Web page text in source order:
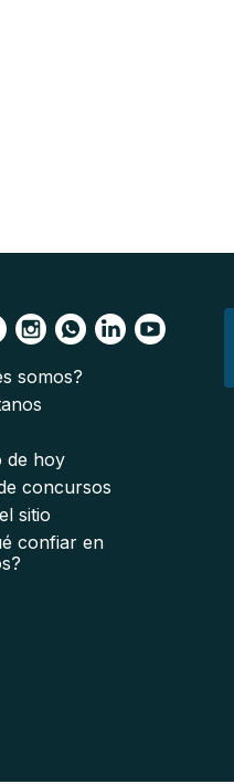
somos?
de hoy
concursos
sitio
confiar en